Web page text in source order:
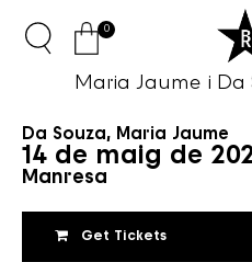
Maria Jaume i Da
0
Da Souza, Maria Jaume
14 de maig de
Manresa
Get Tickets